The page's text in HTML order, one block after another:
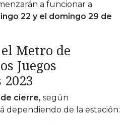
a funcionar a
22 y el domingo 29 de
Metro de
Juegos
cierre, según
dependiendo de la estación: